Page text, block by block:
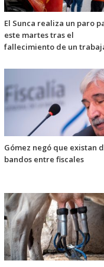
El Sunca realiza un paro
este martes tras el
fallecimiento de un
Gómez negó que existan
bandos entre fiscales